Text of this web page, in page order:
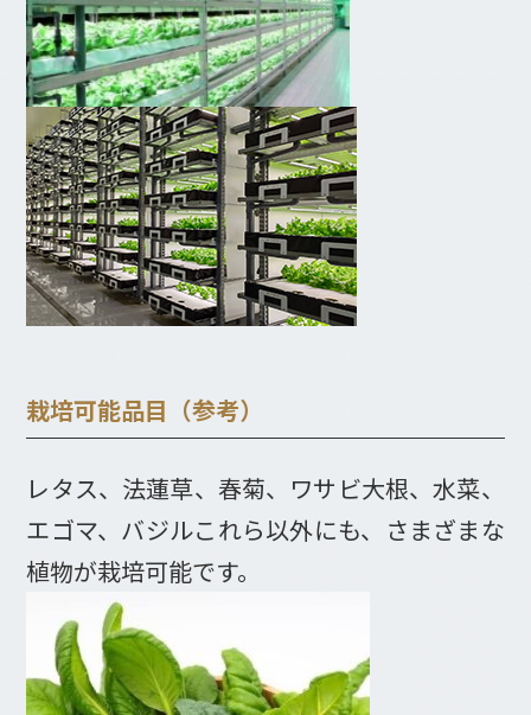
栽培可能品目（参考）
レタス、法蓮草、春菊、ワサビ大根、水菜、
エゴマ、バジルこれら以外にも、さまざまな
植物が栽培可能です。